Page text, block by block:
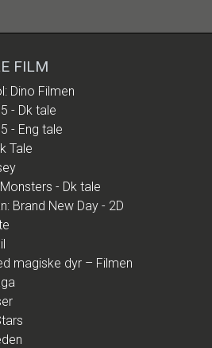
FILM
Dino Filmen
- Dk tale
- Eng tale
Tale
- Dk tale
Brand New Day - 2D
magiske dyr – Filmen